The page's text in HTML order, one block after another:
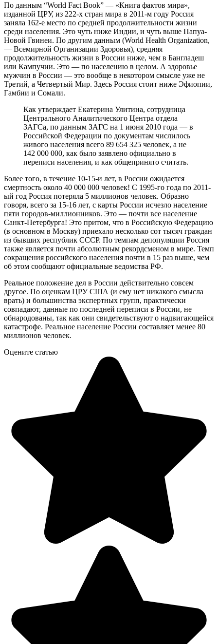
По данным “World Fact Book” — «Книга фактов мира»,
изданной ЦРУ, из 222-х стран мира в 2011-м году Россия
заняла 162-е место по средней продолжительности жизни
среди населения. Это чуть ниже Индии, и чуть выше Папуа-
Новой Гвинеи. По другим данным (World Health Organization,
— Всемирной Организации Здоровья), средняя
продолжительность жизни в России ниже, чем в Бангладеш
или Кампучии. Это — по населению в целом. А здоровье
мужчин в России — это вообще в некотором смысле уже не
Третий, а Четвертый Мир. Здесь Россия стоит ниже Эфиопии,
Гамбии и Сомали.
Как утверждает Екатерина Улитина, сотрудница
Центрального Аналитического Центра отдела
ЗАГСа, по данным ЗАГС на 1 июня 2010 года — в
Российской Федерации по документам числилось
живого населения всего 89 654 325 человек, а не
142 000 000, как было заявлено официально в
переписи населения, и как общепринято считать.
Более того, в течение 10-15-и лет, в России ожидается
смертность около 40 000 000 человек! С 1995-го года по 2011-
ый год Россия потеряла 5 миллионов человек. Образно
говоря, всего за 15-16 лет, с карты России исчезло население
пяти городов-миллионников. Это — почти все население
Санкт-Петербурга! Это притом, что в Российскую Федерацию
(в основном в Москву) приехало несколько сот тысяч граждан
из бывших республик СССР. По темпам депопуляции Россия
также является почти абсолютным рекордсменом в мире. Темп
сокращения российского населения почти в 15 раз выше, чем
об этом сообщают официальные ведомства РФ.
Реальное положение дел в России действительно совсем
другое. По оценкам ЦРУ США (и ему нет никакого смысла
врать) и большинства экспертных групп, практически
совпадают, данные по последней переписи в России, не
обнародованы, так как они свидетельствуют о надвигающейся
катастрофе. Реальное население России составляет менее 80
миллионов человек.
Оцените статью